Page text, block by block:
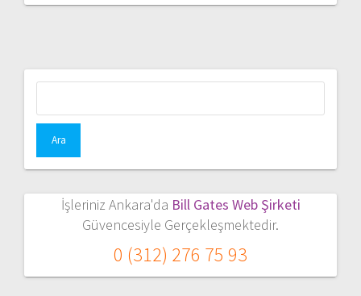
İşleriniz Ankara'da Bill Gates Web Şirketi
Güvencesiyle Gerçekleşmektedir.
0 (312) 276 75 93